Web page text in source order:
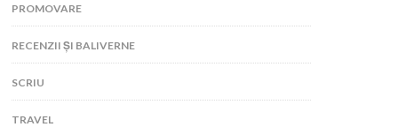
PROMOVARE
RECENZII ȘI BALIVERNE
SCRIU
TRAVEL